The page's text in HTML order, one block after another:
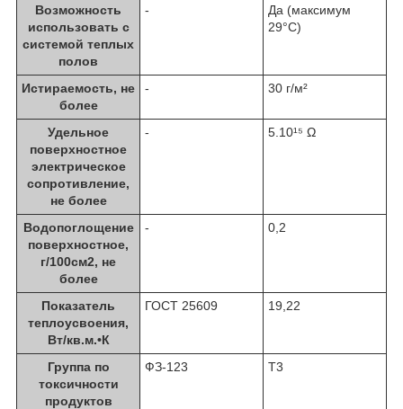
Возможность
использовать с
системой теплых
полов
-
Да (максимум
29°C)
Истираемость, не
более
- 30 г/м²
Удельное
поверхностное
электрическое
cопротивление,
не более
- 5.10¹⁵ Ω
Водопоглощение
поверхностное,
г/100см2, не
более
- 0,2
Показатель
теплоусвоения,
Вт/кв.м.•К
ГОСТ 25609 19,22
Группа по
токсичности
продуктов
ФЗ-123 Т3